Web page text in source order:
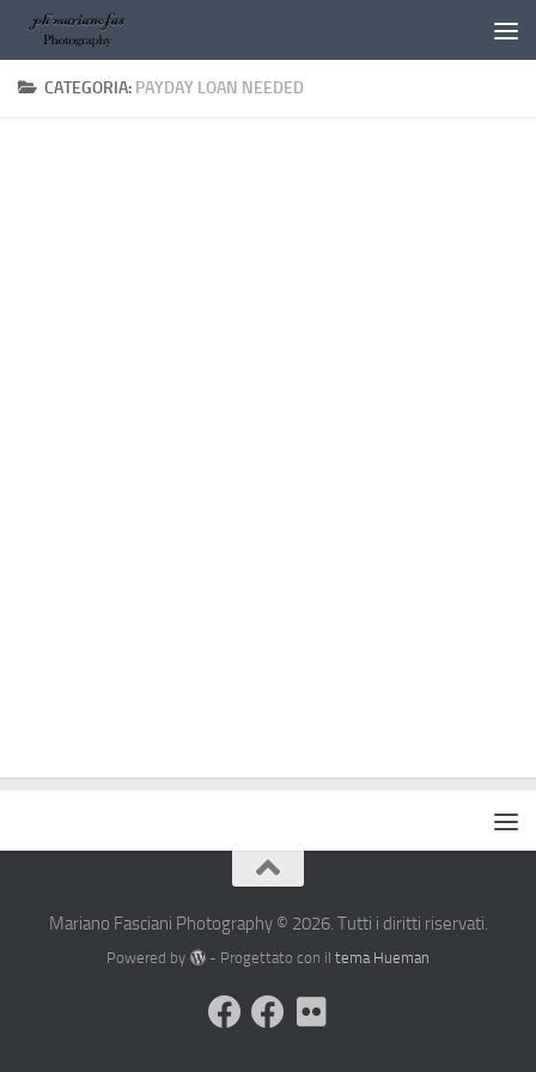
Salta al contenuto
CATEGORIA: PAYDAY LOAN NEEDED
Mariano Fasciani Photography © 2026. Tutti i diritti riservati.
Powered by - Progettato con il tema Hueman